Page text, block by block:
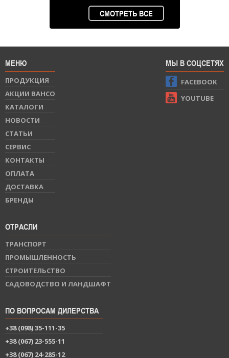
СМОТРЕТЬ ВСЕ
МЕНЮ
ПРОДУКЦИЯ
АКЦИИ BAHCO
КАТАЛОГИ
НОВОСТИ
СТАТЬИ
СЕРВИС
КОНТАКТЫ
ОПЛАТА
ДОСТАВКА
БРЕНДЫ
ОТРАСЛИ
ТРАНСПОРТ
ПРОМЫШЛЕННОСТЬ
СТРОИТЕЛЬСТВО
САДОВОДСТВО И ЛАНДШАФТ
ПО ВОПРОСАМ ДИЛЕРСТВА
+38 (098) 35-111-35
+38 (067) 23-555-11
+38 (067) 24-285-12
МЫ В СОЦСЕТЯХ
FACEBOOK
YOUTUBE